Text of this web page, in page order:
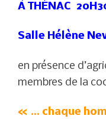
À THÉNAC
Salle Hélène
en présence
membres de la
« … chaque